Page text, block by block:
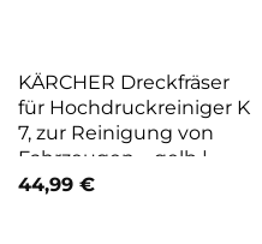
KÄRCHER Dreckfräser
für Hochdruckreiniger K
7, zur Reinigung von
Fahrzeugen – gelb |
schwarz
44,99 €